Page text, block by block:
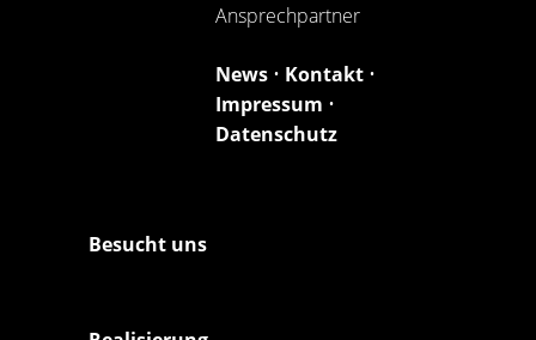
Ansprechpartner
News • Kontakt •
Impressum •
Datenschutz
Besucht uns